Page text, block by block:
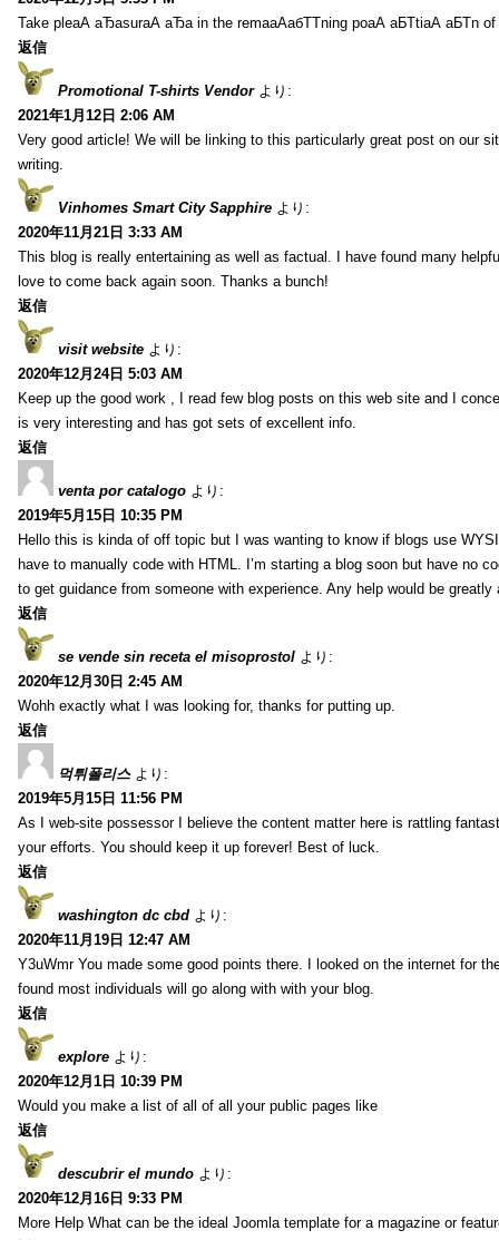
Take pleаА аЂаsurаА аЂа in the remaаАабТТning poаА аБТtiаА аБТn
返信
Promotional T-shirts Vendor より:
2021年1月12日 2:06 AM
Very good article! We will be linking to this particularly great post on our
writing.
Vinhomes Smart City Sapphire より:
2020年11月21日 3:33 AM
This blog is really entertaining as well as factual. I have found many
love to come back again soon. Thanks a bunch!
返信
visit website より:
2020年12月24日 5:03 AM
Keep up the good work , I read few blog posts on this web site and I
is very interesting and has got sets of excellent info.
返信
venta por catalogo より:
2019年5月15日 10:35 PM
Hello this is kinda of off topic but I was wanting to know if blogs use
have to manually code with HTML. I’m starting a blog soon but have no
to get guidance from someone with experience. Any help would be greatly
返信
se vende sin receta el misoprostol より:
2020年12月30日 2:45 AM
Wohh exactly what I was looking for, thanks for putting up.
返信
먹튀폴리스 より:
2019年5月15日 11:56 PM
As I web-site possessor I believe the content matter here is rattling
your efforts. You should keep it up forever! Best of luck.
返信
washington dc cbd より:
2020年11月19日 12:47 AM
Y3uWmr You made some good points there. I looked on the internet for
found most individuals will go along with with your blog.
返信
explore より:
2020年12月1日 10:39 PM
Would you make a list of all of all your public pages like
返信
descubrir el mundo より:
2020年12月16日 9:33 PM
More Help What can be the ideal Joomla template for a magazine or